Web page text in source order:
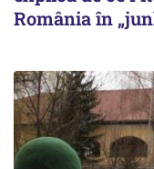
România în